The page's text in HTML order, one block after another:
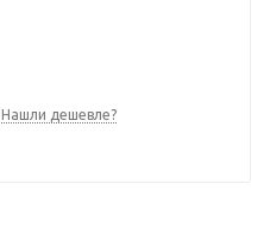
Нашли дешевле?